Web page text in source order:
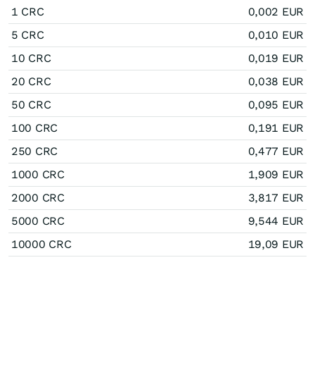
1 CRC
0,002 EUR
5 CRC
0,010 EUR
10 CRC
0,019 EUR
20 CRC
0,038 EUR
50 CRC
0,095 EUR
100 CRC
0,191 EUR
250 CRC
0,477 EUR
1000 CRC
1,909 EUR
2000 CRC
3,817 EUR
5000 CRC
9,544 EUR
10000 CRC
19,09 EUR